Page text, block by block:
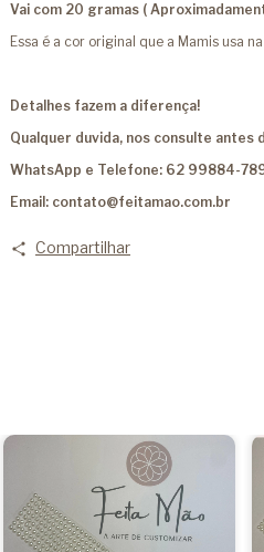
Vai com 20 gramas (
Essa é a cor original que a Mamis usa
Detalhes fazem a diferença!
Qualquer duvida, nos consulte antes
WhatsApp e Telefone: 62 99884-
Email: contato@feitamao.com.br
Compartilhar